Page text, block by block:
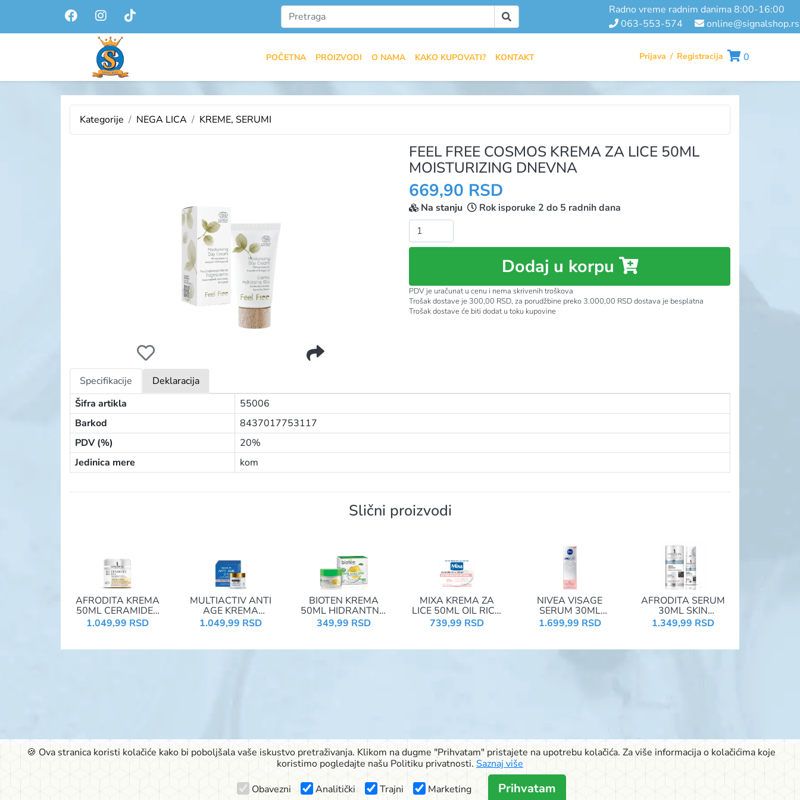
radno vreme radnim danima 8:00-16:00
063-553-574
online@signalshop.rs
POČETNA PROIZVODI O NAMA KAKO KUPOVATI? KONTAKT Prijava / Registracija 0
Kategorije NEGA LICA KREME, SERUMI
FEEL FREE COSMOS KREMA ZA LICE 50ML
MOISTURIZING DNEVNA
669,90 RSD
Na stanju
Rok isporuke 2 do 5 radnih dana
Količina:
Dodaj u korpu
PDV je uračunat u cenu i nema skrivenih troškova
Trošak dostave je 300,00 RSD, za porudžbine preko 3.000,00 RSD dostava je besplatna
Trošak dostave će biti dodat u toku kupovine
Specifikacije
Deklaracija
Šifra artikla
55006
Barkod
8437017753117
PDV (%)
20%
Jedinica mere
kom
Slični proizvodi
AFRODITA KREMA
50ML CERAMIDES
RICH DNEVNA
1.049,99 RSD
MULTIACTIV ANTI
AGE KREMA
HRANLJIVA DNEVNA
50ML
1.049,99 RSD
BIOTEN KREMA
50ML HIDRANTNA
NORMAL DNEVNA
349,99 RSD
MIXA KREMA ZA
LICE 50ML OIL RICH
SENSITIVE
739,99 RSD
NIVEA VISAGE
SERUM 30ML
CELLULAR PHYTO
RETINOL
94149
1.699,99 RSD
AFRODITA SERUM
30ML SKIN
SPECIALIST
HYALURON VLAŽNI
1.349,99 RSD
© 2026 Signal doo Subotica
Rudić ulica 6,Pačirski put 48,Blaška Rajića 11,Kireška 90K
24000 Subotica, Srbija
🍪 Ova stranica koristi kolačiće kako bi poboljšala vaše iskustvo pretraživanja. Klikom na dugme "Prihvatam" pristajete na upotrebu kolačića. Za više informacija o kolačićima koje
koristimo pogledajte našu Politiku privatnosti. Saznaj više
Obavezni
Analitički Trajni Marketing Prihvatam